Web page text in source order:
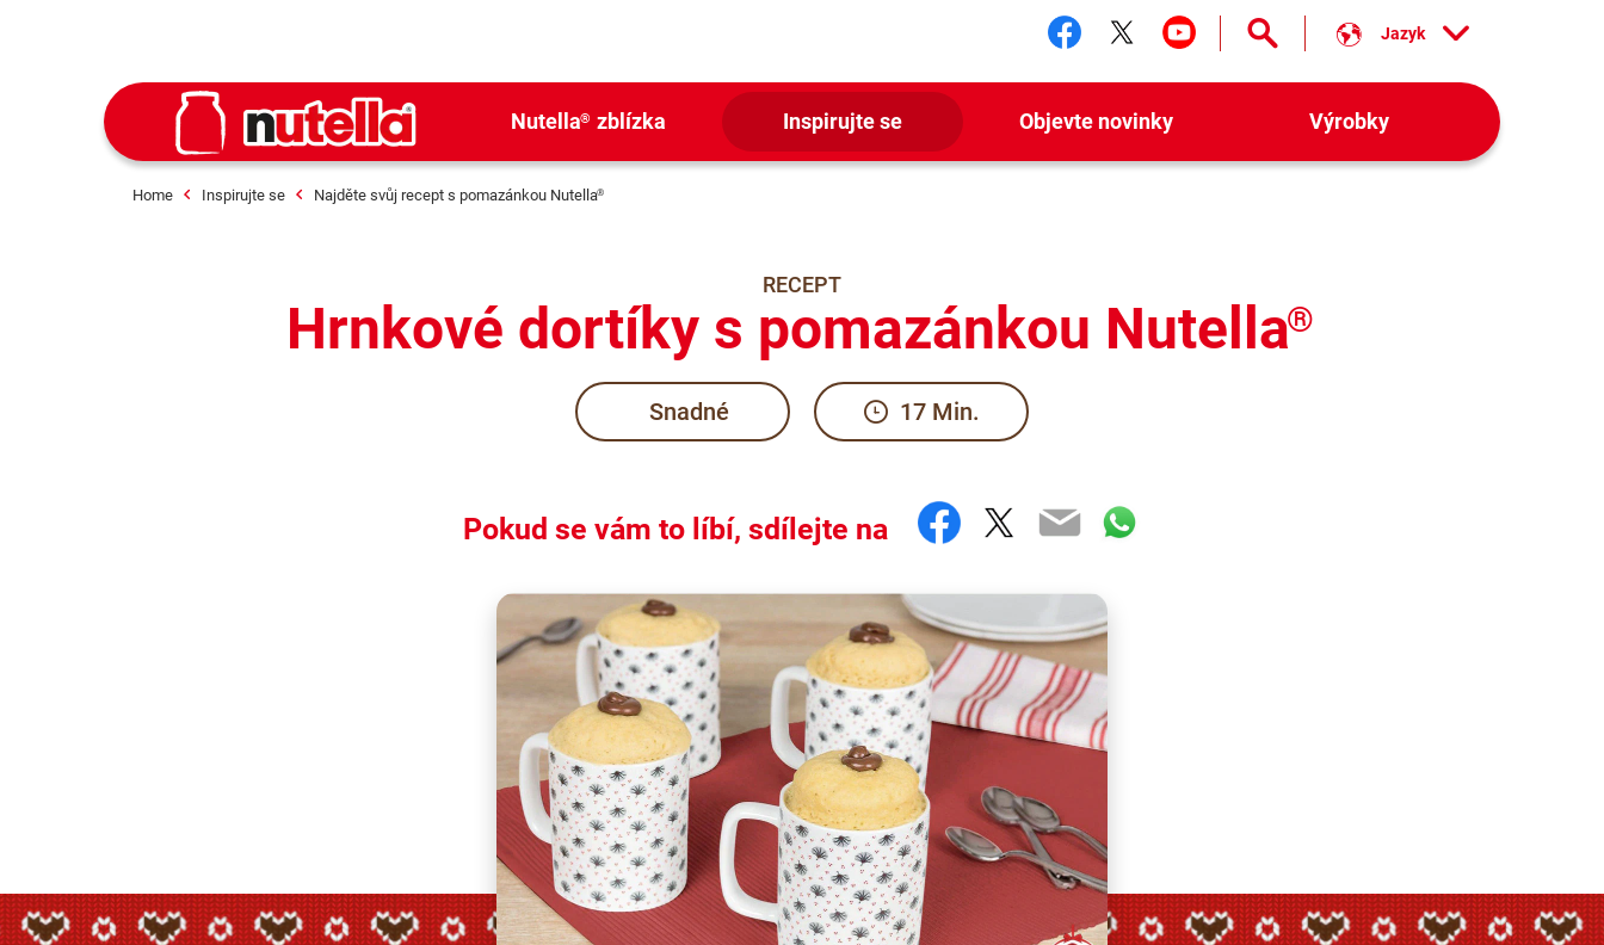
Sledujte nás facebook
Sledujte nás twitter
Sledujte nás youtube
Jazyk
Nutella® zblízka Inspirujte se Objevte novinky Výrobky
Home Inspirujte se Najděte svůj recept s pomazánkou Nutella®
RECEPT
Hrnkové dortíky s pomazánkou Nutella®
Snadné 17 Min.
Pokud se vám to líbí, sdílejte na Facebook
Twitter
EmailWhatsApp